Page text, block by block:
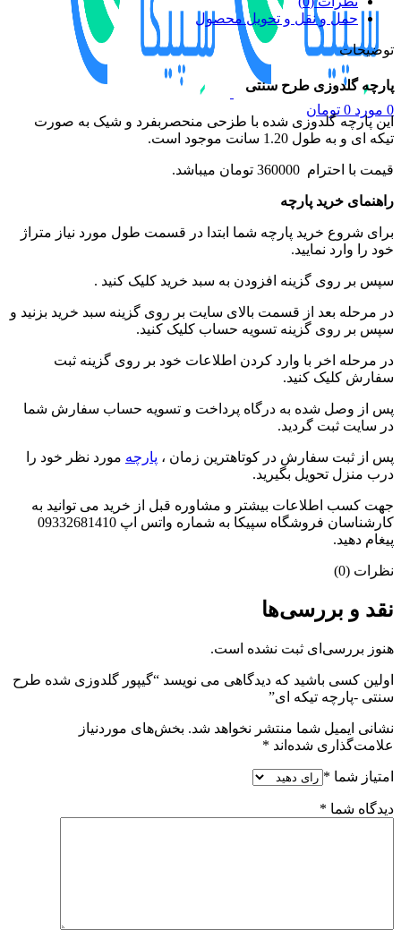
0 مورد 0 تومان
حمل و نقل و تحویل محصول
توضیحات
پارچه گلدوزی طرح سنتی
این پارچه گلدوزی شده با طزحی منحصربفرد و شیک به صورت
تیکه ای و به طول 1.20 سانت موجود است.
قیمت با احترام 360000 تومان میباشد.
راهنمای خرید پارچه
برای شروع خرید پارچه شما ابتدا در قسمت طول مورد نیاز متراژ
خود را وارد نمایید.
سپس بر روی گزینه افزودن به سبد خرید کلیک کنید .
در مرحله بعد از قسمت بالای سایت بر روی گزینه سبد خرید بزنید و
سپس بر روی گزینه تسویه حساب کلیک کنید.
در مرحله اخر با وارد کردن اطلاعات خود بر روی گزینه ثبت
سفارش کلیک کنید.
پس از وصل شده به درگاه پرداخت و تسویه حساب سفارش شما
در سایت ثبت گردید.
پس از ثبت سفارش در کوتاهترین زمان ، پارچه مورد نظر خود را
درب منزل تحویل بگیرید.
جهت کسب اطلاعات بیشتر و مشاوره قبل از خرید می توانید به
کارشناسان فروشگاه سپیکا به شماره واتس اپ 09332681410
پیغام دهید.
نظرات (0)
نقد و بررسی‌ها
هنوز بررسی‌ای ثبت نشده است.
اولین کسی باشید که دیدگاهی می نویسد “گیپور گلدوزی شده طرح
سنتی -پارچه تیکه ای”
نشانی ایمیل شما منتشر نخواهد شد. بخش‌های موردنیاز
علامت‌گذاری شده‌اند *
امتیاز شما *
دیدگاه شما *